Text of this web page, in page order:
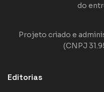
do
Projeto criado e
(CNPJ
Editorias